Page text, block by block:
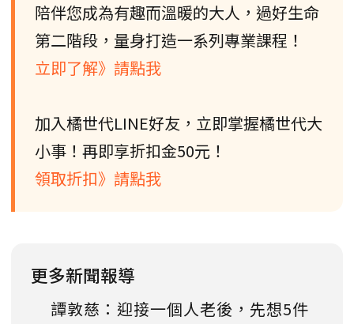
陪伴您成為有趣而溫暖的大人，過好生命
第二階段，量身打造一系列專業課程！
立即了解》請點我
加入橘世代LINE好友，立即掌握橘世代大
小事！再即享折扣金50元！
領取折扣》請點我
更多新聞報導
譚敦慈：迎接一個人老後，先想5件